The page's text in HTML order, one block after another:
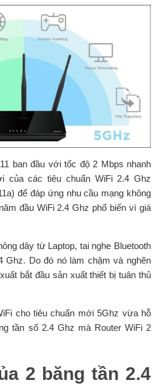
ban đầu với tốc độ 2 Mbps nhanh
của các tiêu chuẩn WiFi 2.4 Ghz
để đáp ứng nhu cầu mạng không
đầu WiFi 2.4 Ghz phổ biến vì giá
dây từ Laptop, tai nghe Bluetooth
Ghz. Do đó nó làm chậm và nghẽn
bắt đầu sản xuất thiết bị tuân thủ
cho tiêu chuẩn mới 5Ghz vừa hỗ
tần số 2.4 Ghz mà Router WiFi 2
2 băng tần 2.4